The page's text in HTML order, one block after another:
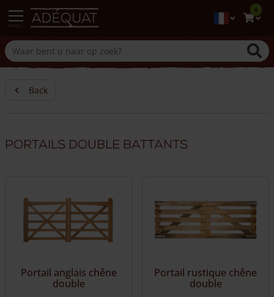
0
Back
Portails double battants
Portail anglais chêne
double
Portail rustique chêne
double